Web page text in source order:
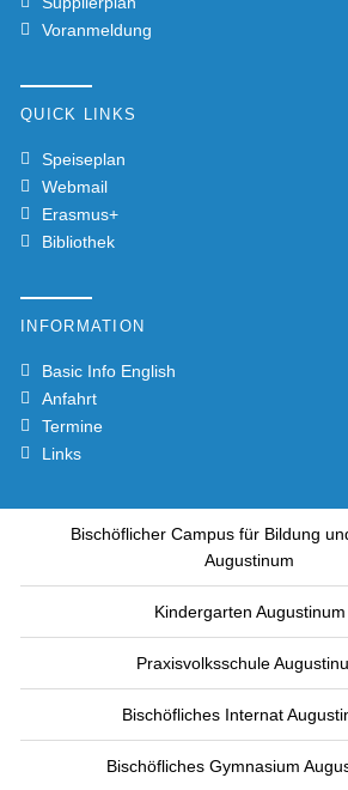
Voranmeldung
QUICK LINKS
Speiseplan
Webmail
Erasmus+
Bibliothek
INFORMATION
Basic Info English
Anfahrt
Termine
Links
Bischöflicher Campus für Bildung
Augustinum
Kindergarten Augustinum
Praxisvolksschule
Bischöfliches Internat
Bischöfliches Gymnasium
KONTAKT
YOUTUBE
SUPPLIERPLAN
TEAMS
BILDUNGSPORTAL
IMPRESSUM